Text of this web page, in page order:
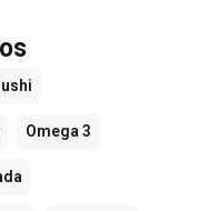
Omega 3